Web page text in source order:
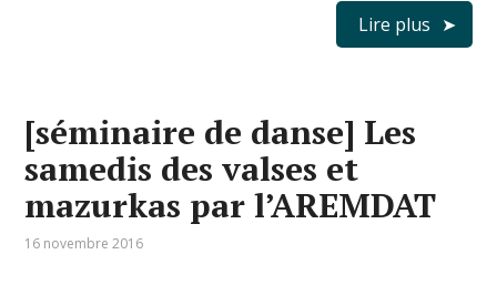
Lire plus
[séminaire de danse] Les
samedis des valses et
mazurkas par l’AREMDAT
16 novembre 2016